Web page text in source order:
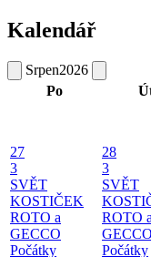
Kalendář
Srpen2026
Po
27
3
SVĚT
KOSTIČEK
ROTO a
GECCO
Počátky
28
3
SVĚT
ROTO a
GECCO
Počátky